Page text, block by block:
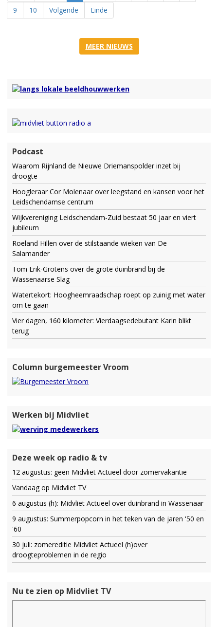
9 10 Volgende Einde
MEER NIEUWS
Podcast
Waarom Rijnland de Nieuwe Driemanspolder inzet bij
droogte
Hoogleraar Cor Molenaar over leegstand en kansen voor het
Leidschendamse centrum
Wijkvereniging Leidschendam-Zuid bestaat 50 jaar en viert
jubileum
Roeland Hillen over de stilstaande wieken van De
Salamander
Tom Erik-Grotens over de grote duinbrand bij de
Wassenaarse Slag
Watertekort: Hoogheemraadschap roept op zuinig met water
om te gaan
Vier dagen, 160 kilometer: Vierdaagsedebutant Karin blikt
terug
Column burgemeester Vroom
Werken bij Midvliet
Deze week op radio & tv
12 augustus: geen Midvliet Actueel door zomervakantie
Vandaag op Midvliet TV
6 augustus (h): Midvliet Actueel over duinbrand in Wassenaar
9 augustus: Summerpopcorn in het teken van de jaren '50 en
'60
30 juli: zomereditie Midvliet Actueel (h)over
droogteproblemen in de regio
Nu te zien op Midvliet TV